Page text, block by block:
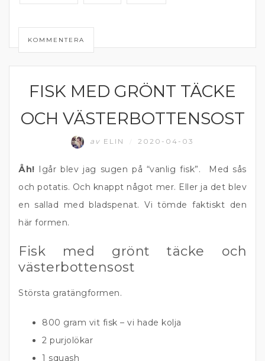
KOMMENTERA
FISK
FISK MED GRÖNT TÄCKE
OCH VÄSTERBOTTENSOST
av ELIN 2020-04-03
Åh! Igår blev jag sugen på “vanlig fisk”. Med sås
och potatis. Och knappt något mer. Eller ja det blev
en sallad med bladspenat. Vi tömde faktiskt den
här formen.
Fisk med grönt täcke och
västerbottensost
Största gratängformen.
800 gram vit fisk – vi hade kolja
2 purjolökar
1 squash